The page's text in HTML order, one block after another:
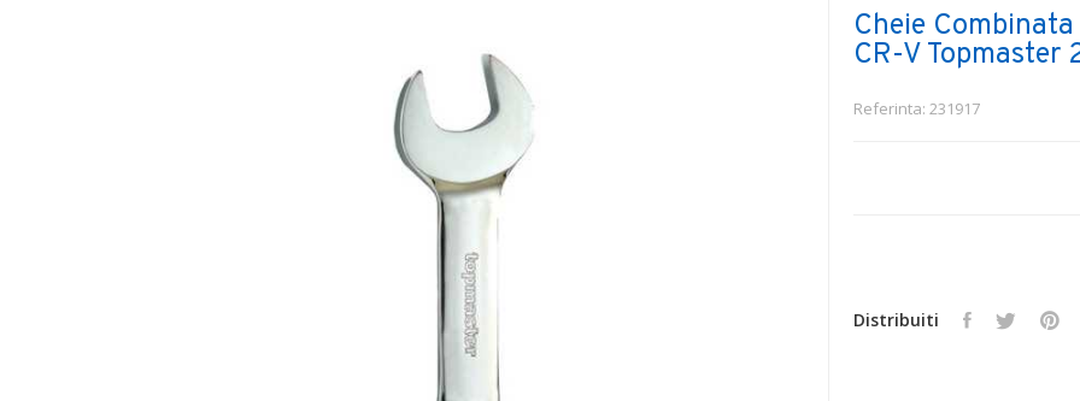
Cheie
CR-V Topmaster
Referinta: 231917
Distribuiti